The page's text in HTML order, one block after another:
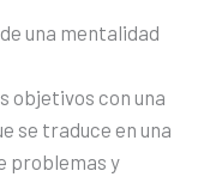
una mentalidad
objetivos con una
se traduce en una
problemas y